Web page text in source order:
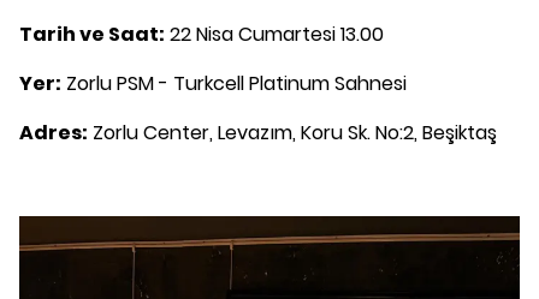
Tarih ve Saat: 22 Nisa Cumartesi 13.00
Yer: Zorlu PSM - Turkcell Platinum Sahnesi
Adres: Zorlu Center, Levazım, Koru Sk. No:2, Beşiktaş